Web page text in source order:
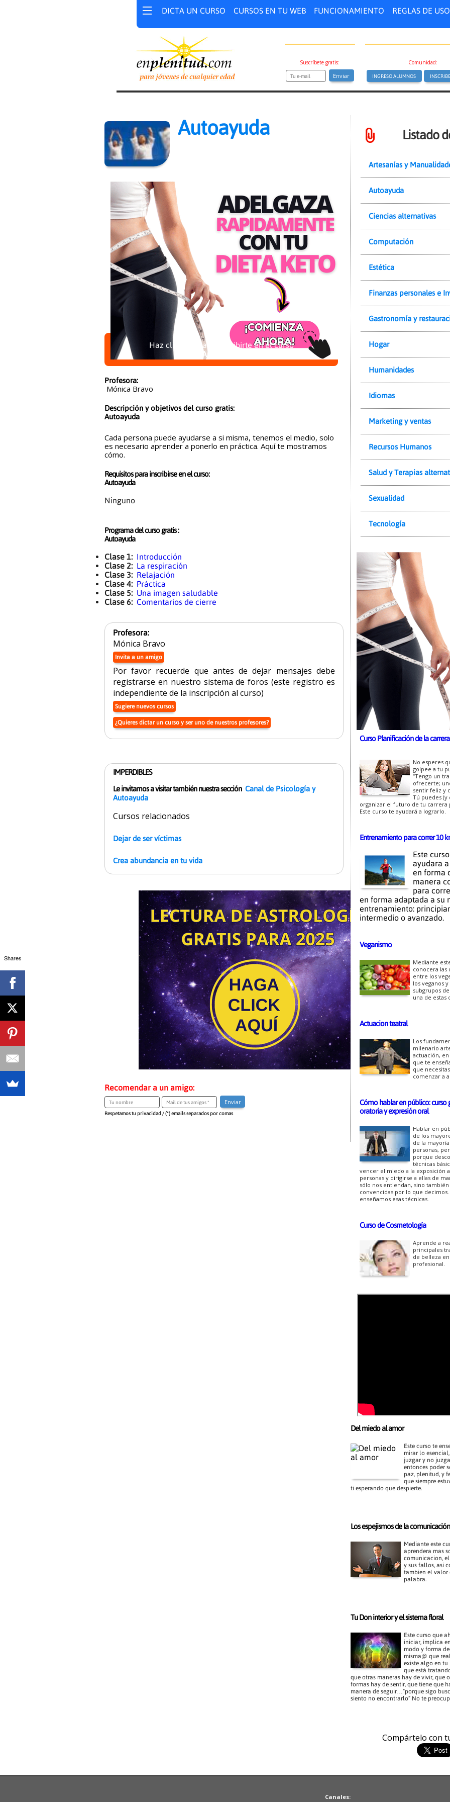
Autoayuda
Haz clic aquí para inscribirte en el curso
"Autoayuda"
Profesora:
Mónica Bravo
Descripción y objetivos del curso gratis:
Autoayuda
Cada persona puede ayudarse a si misma, tenemos el medio, solo
es necesario aprender a ponerlo en práctica. Aquí te mostramos
cómo.
Requisitos para inscribirse en el curso:
Autoayuda
Ninguno
Programa del curso gratis :
Autoayuda
Clase 1: Introducción
Clase 2: La respiración
Clase 3: Relajación
Clase 4: Práctica
Clase 5: Una imagen saludable
Clase 6: Comentarios de cierre
Profesora:
Mónica Bravo
Invita a un amigo
Por favor recuerde que antes de dejar mensajes debe
registrarse en nuestro sistema de foros (este registro es
independiente de la inscripción al curso)
Sugiere nuevos cursos
¿Quieres dictar un curso y ser uno de nuestros profesores?
IMPERDIBLES
Le invitamos a visitar también nuestra sección Canal de Psicología y
Autoayuda
Cursos relacionados
Dejar de ser víctimas
Crea abundancia en tu vida
Recomendar a un amigo:
Respetamos tu privacidad / (*) emails separados por comas
Listado
Artesanías y
Autoayuda
Ciencias alternativas
Computación
Estética
Finanzas personales e
Gastronomía y
Hogar
Humanidades
Idiomas
Marketing y ventas
Recursos Humanos
Salud y Terapias
Sexualidad
Tecnología
Cursos mas
Curso Planificación de la
No esperes
golpee a tu
“Tengo un
ofrecerte;
sentir feliz y
Tú puedes (y
organizar el futuro de tu carrera
Este curso te ayudará a lograrlo.
Entrenamiento para correr 10
Este
ayudara
en forma
manera
para
en forma adaptada a su
entrenamiento:
intermedio o avanzado.
Veganismo
Mediante
conocera las
entre los
los veganos
subgrupos
una de estas
Actuacion teatral
Los
milenario
actuación,
que te
que
comenzar a
Cómo hablar en público: curso
oratoria y expresión oral
Hablar en
de los
de la
personas,
porque
técnicas
vencer el miedo a la exposición
personas y dirigirse a ellas de
sólo nos entiendan, sino
convencidas por lo que
enseñamos esas técnicas.
Curso de Cosmetología
Aprende a
principales
de belleza
profesional.
Del miedo al amor
Este curso te
mirar lo
juzgar y no
entonces poder
paz, plenitud, y
que siempre
ti esperando que despierte.
Los espejismos de la comunicación
Mediante este
aprendera mas
comunicacion,
y sus fallos, asi
tambien el valor
palabra.
Tu Don interior y el sistema floral
Este curso que
iniciar, implica
modo y forma
misma@ que
existe algo en tu
que está
que otras maneras hay de vivir, que
formas hay de sentir, que tiene que
manera de seguir…“porque sigo
siento no encontrarlo” No te
Compártelo con
Suscríbete gratis: Comunidad:
DICTA UN CURSO CURSOS EN TU WEB FUNCIONAMIENTO REGLAS DE USO
Canales:
Shares